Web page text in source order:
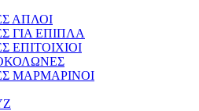
ΑΠΛΟΙ
ΓΙΑ ΕΠΙΠΛΑ
ΕΠΙΤΟΙΧΙΟΙ
ΜΑΡΜΑΡΙΝΟΙ